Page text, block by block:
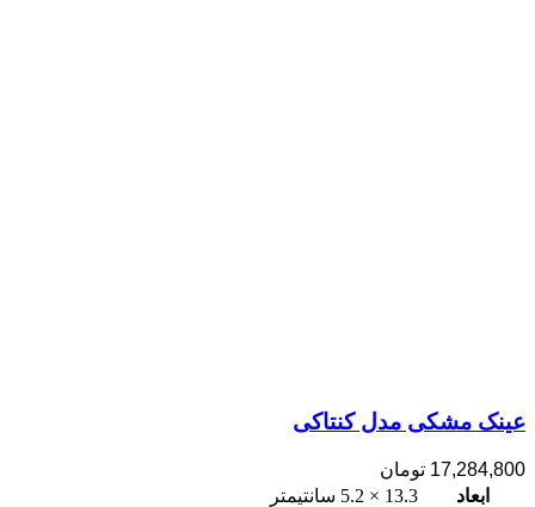
عینک مشکی مدل کنتاکی
17,284,800 تومان
ابعاد
13.3 × 5.2 سانتیمتر